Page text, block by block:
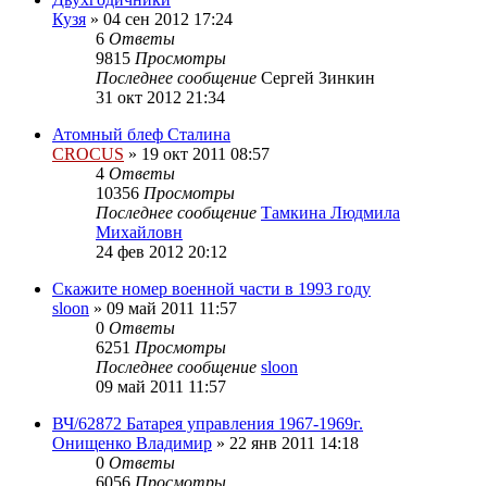
Кузя » 04 сен 2012 17:24
6 Ответы
9815 Просмотры
Последнее сообщение Сергей Зинкин
31 окт 2012 21:34
Атомный блеф Сталина
CROCUS » 19 окт 2011 08:57
4 Ответы
10356 Просмотры
Последнее сообщение Тамкина Людмила
Михайловн
24 фев 2012 20:12
Скажите номер военной части в 1993 году
sloon » 09 май 2011 11:57
0 Ответы
6251 Просмотры
Последнее сообщение sloon
09 май 2011 11:57
ВЧ/62872 Батарея управления 1967-1969г.
Онищенко Владимир » 22 янв 2011 14:18
0 Ответы
6056 Просмотры